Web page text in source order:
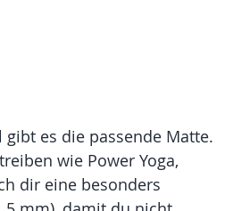
es die passende Matte.
wie Power Yoga,
dir eine besonders